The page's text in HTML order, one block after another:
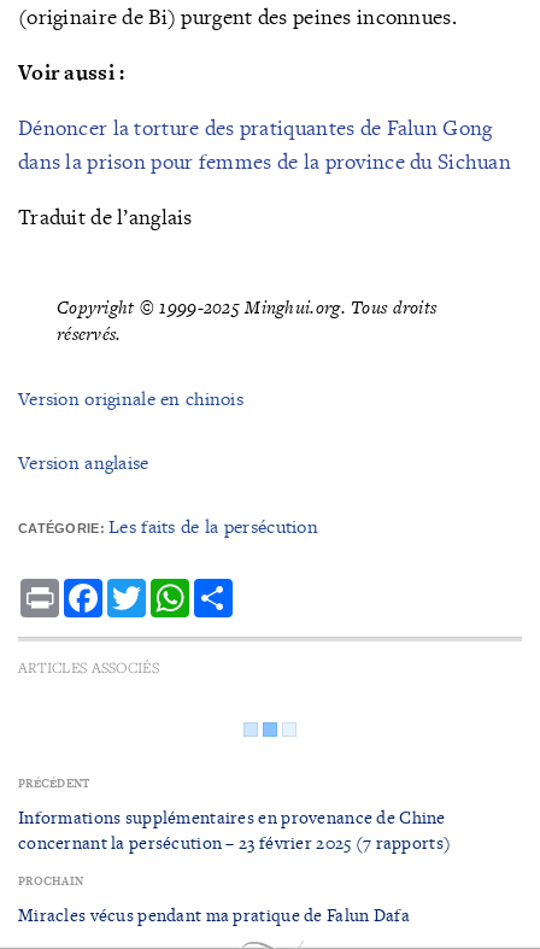
(originaire de Bi) purgent des peines inconnues.
Voir aussi :
Dénoncer la torture des pratiquantes de Falun Gong
dans la prison pour femmes de la province du Sichuan
Traduit de l’anglais
Copyright © 1999-2025 Minghui.org. Tous droits
réservés.
Version originale en chinois
Version anglaise
CATÉGORIE: Les faits de la persécution
Print Facebook
TwitterWhatsApp
ARTICLES ASSOCIÉS
PRÉCÉDENT
Informations supplémentaires en provenance de Chine
concernant la persécution – 23 février 2025 (7 rapports)
PROCHAIN
Miracles vécus pendant ma pratique de Falun Dafa